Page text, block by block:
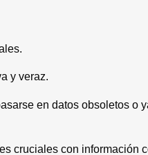
y veraz.
en datos obsoletos o
cruciales con información